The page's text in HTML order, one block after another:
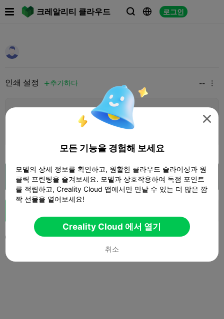
크레알리티 클라우드   로그인
인쇄 설정  추가하다 -- 
 인쇄 설정 추가
더 많은 포인트 획득
Creality Cloud 에서 열기


모든 기능을 경험해 보세요
모델의 상세 정보를 확인하고, 원활한 클라우드 슬라이싱과 원
클릭 프린팅을 즐겨보세요. 모델과 상호작용하여 독점 포인트
를 적립하고, Creality Cloud 앱에서만 만날 수 있는 더 많은 깜
짝 선물을 열어보세요!
Creality Cloud 에서 열기
취소